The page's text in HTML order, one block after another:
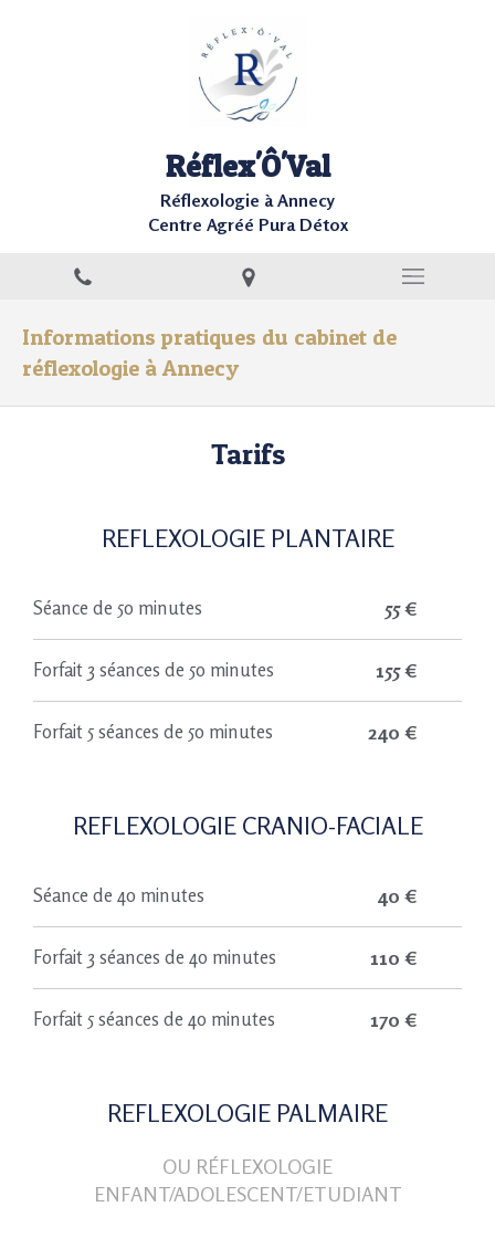
Réflex'Ô'Val
Réflexologie à Annecy
Centre Agréé Pura Détox
Informations pratiques du cabinet de
réflexologie à Annecy
Tarifs
REFLEXOLOGIE PLANTAIRE
Séance de 50 minutes 55 €
Forfait 3 séances de 50 minutes 155 €
Forfait 5 séances de 50 minutes 240 €
REFLEXOLOGIE CRANIO-FACIALE
Séance de 40 minutes 40 €
Forfait 3 séances de 40 minutes 110 €
Forfait 5 séances de 40 minutes 170 €
REFLEXOLOGIE PALMAIRE
OU RÉFLEXOLOGIE
ENFANT/ADOLESCENT/ETUDIANT